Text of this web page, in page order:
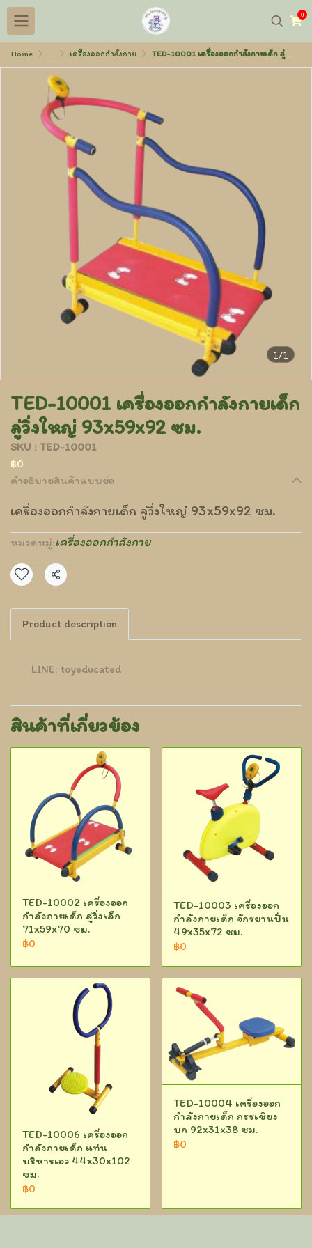
0
Home ... เครื่องออกกำลังกาย TED-10001 เครื่องออกกำลังกายเด็ก ลู่วิ่งใหญ่ 93x59x92 ซม.
1/1
TED-10001 เครื่องออกกำลังกายเด็ก
ลู่วิ่งใหญ่ 93x59x92 ซม.
SKU : TED-10001
฿0
คำอธิบายสินค้าแบบย่อ
เครื่องออกกำลังกายเด็ก ลู่วิ่งใหญ่ 93x59x92 ซม.
หมวดหมู่:เครื่องออกกำลังกาย
แชร์
Product description
LINE: toyeducated
สินค้าที่เกี่ยวข้อง
TED-10002 เครื่องออก
กำลังกายเด็ก ลู่วิ่งเล็ก
71x59x70 ซม.
฿0
TED-10003 เครื่องออก
กำลังกายเด็ก จักรยานปั่น
49x35x72 ซม.
฿0
TED-10006 เครื่องออก
กำลังกายเด็ก แท่น
บริหารเอว 44x30x102
ซม.
฿0
TED-10004 เครื่องออก
กำลังกายเด็ก กรรเชียง
บก 92x31x38 ซม.
฿0